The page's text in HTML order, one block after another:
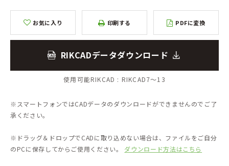
お気に入り 印刷する PDFに変換
RIKCADデータダウンロード
使用可能RIKCAD : RIKCAD7～13
※スマートフォンではCADデータのダウンロードができませんのでご了
承ください。
※ドラッグ＆ドロップでCADに取り込めない場合は、ファイルをご自分
のPCに保存してからご使用ください。 ダウンロード方法はこちら